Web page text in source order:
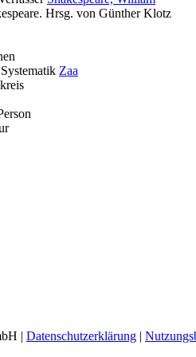
Hrsg. von Günther Klotz
Zaa
| Datenschutzerklärung |